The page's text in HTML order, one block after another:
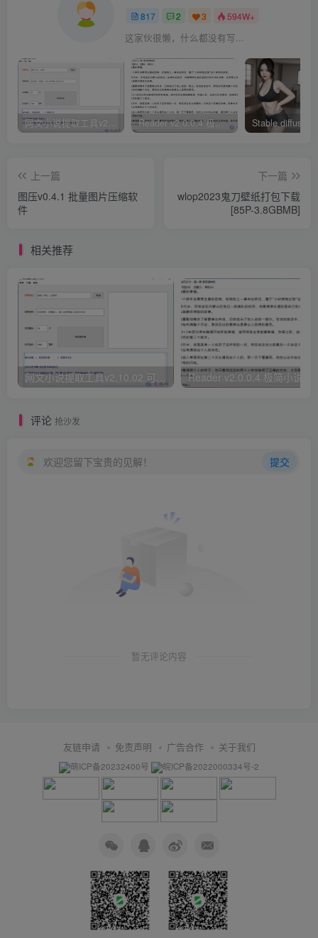
817 2 3 594W+
这家伙很懒，什么都没有写...
网文小说提取工具v2.10.02 可以自动下载小说 从此不再花钱看小说 Reader v2.0.0.4 极简小说阅读器支持导入在线及离线书源
上一篇
图压v0.4.1 批量图片压缩软
件
下一篇
wlop2023鬼刀壁纸打包下载
[85P-3.8GBMB]
相关推荐
网文小说提取工具v2.10.02 可以自动下载小说 从此不再花钱看小说
评论 抢沙发
欢迎您留下宝贵的见解！ 提交
暂无评论内容
友链申请 免责声明 广告合作 关于我们
萌ICP备20232400号 皖ICP备2022000334号-2